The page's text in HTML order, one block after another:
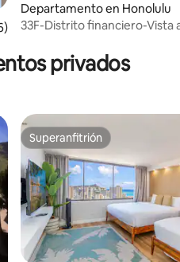
promedio: 4.96 de 5; 26
Departamento en Honolulu
33F-Distrito financiero-Vista
privados
Superanfitrión
Superanfitrión